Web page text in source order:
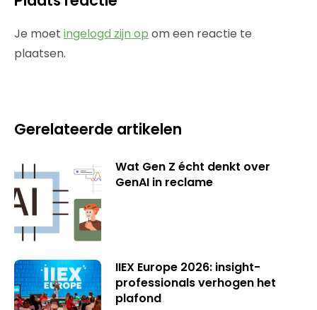
Je moet ingelogd zijn op om een reactie te
plaatsen.
Gerelateerde artikelen
Wat Gen Z écht denkt over
GenAI in reclame
IIEX Europe 2026: insight-
professionals verhogen het
plafond